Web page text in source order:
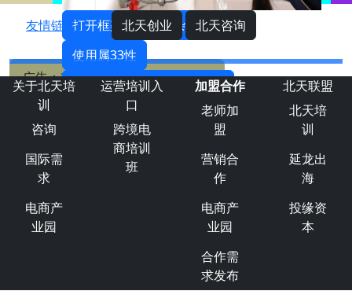
使用属33性
按钮中使用 data-bs-target
HomeHHHHHH
Profile
Messages
home
广告：欢迎大家联系我们投放广告
关于北天培
训
咨询
国际需
求
电商产
业园
运营培训入
口
跨境电
商培训
班
加盟合作
老师加
盟
营销合
作
电商产
业园
合作需
求发布
北天联盟
北天培
训
延龙出
海
投缘资
本